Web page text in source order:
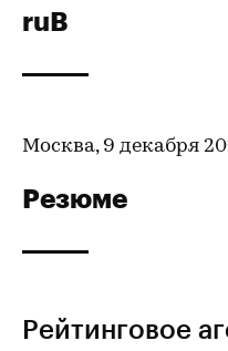
ruB
Москва, 9 декабря
Резюме
Рейтинговое